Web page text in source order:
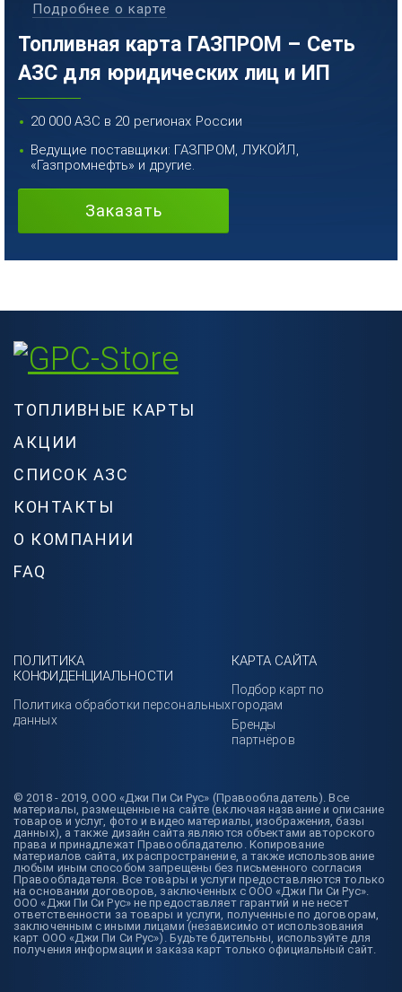
Топливная карта ГАЗПРОМ – Сеть
АЗС для юридических лиц и ИП
20 000 АЗС в 20 регионах России
Ведущие поставщики: ГАЗПРОМ, ЛУКОЙЛ,
«Газпромнефть» и другие.
Заказать
Подробнее о карте
ТОПЛИВНЫЕ КАРТЫ
АКЦИИ
СПИСОК АЗС
КОНТАКТЫ
О КОМПАНИИ
FAQ
© 2018 - 2019, ООО «Джи Пи Си Рус» (Правообладатель). Все
материалы, размещенные на сайте (включая название и описание
товаров и услуг, фото и видео материалы, изображения, базы
данных), а также дизайн сайта являются объектами авторского
права и принадлежат Правообладателю. Копирование
материалов сайта, их распространение, а также использование
любым иным способом запрещены без письменного согласия
Правообладателя. Все товары и услуги предоставляются только
на основании договоров, заключенных с ООО «Джи Пи Си Рус».
ООО «Джи Пи Си Рус» не предоставляет гарантий и не несет
ответственности за товары и услуги, полученные по договорам,
заключенным с иными лицами (независимо от использования
карт ООО «Джи Пи Си Рус»). Будьте бдительны, используйте для
получения информации и заказа карт только официальный сайт.
ПОЛИТИКА
КОНФИДЕНЦИАЛЬНОСТИ
Политика обработки персональных
данных
КАРТА САЙТА
Подбор карт по
городам
Бренды
партнёров